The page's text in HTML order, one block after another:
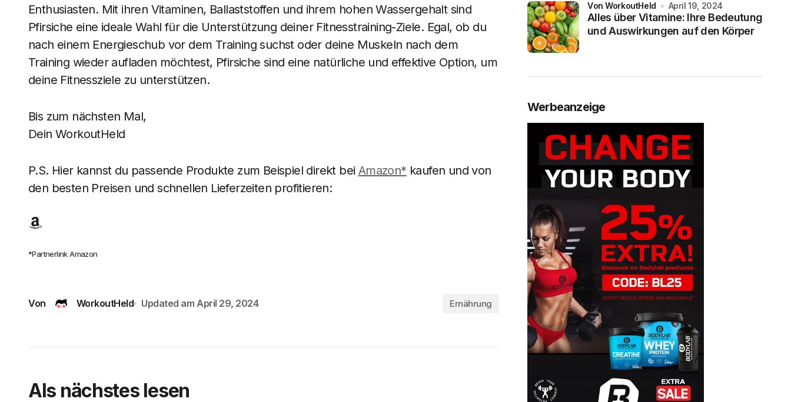
Enthusiasten. Mit ihren Vitaminen, Ballaststoffen und ihrem hohen Wassergehalt sind
Pfirsiche eine ideale Wahl für die Unterstützung deiner Fitnesstraining-Ziele. Egal, ob du
nach einem Energieschub vor dem Training suchst oder deine Muskeln nach dem
Training wieder aufladen möchtest, Pfirsiche sind eine natürliche und effektive Option, um
deine Fitnessziele zu unterstützen.
Bis zum nächsten Mal,
Dein WorkoutHeld
P.S. Hier kannst du passende Produkte zum Beispiel direkt bei Amazon* kaufen und von
den besten Preisen und schnellen Lieferzeiten profitieren:
*Partnerlink Amazon
Von WorkoutHeld Updated am April 29, 2024 Ernährung
Als nächstes lesen
Alles über Vitamine: Ihre Bedeutung
und Auswirkungen auf den Körper
von WorkoutHeld April 19, 2024
Werbeanzeige